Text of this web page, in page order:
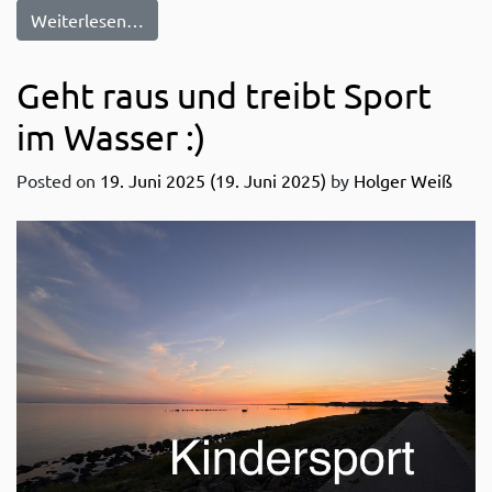
Weiterlesen…
Geht raus und treibt Sport
im Wasser :)
Posted on 19. Juni 2025 (19. Juni 2025) by Holger Weiß